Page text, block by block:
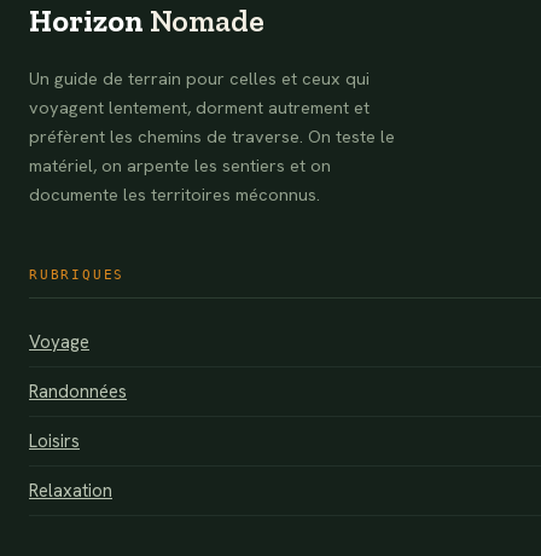
Horizon Nomade
Un guide de terrain pour celles et ceux qui
voyagent lentement, dorment autrement et
préfèrent les chemins de traverse. On teste le
matériel, on arpente les sentiers et on
documente les territoires méconnus.
RUBRIQUES
Voyage
Randonnées
Loisirs
Relaxation